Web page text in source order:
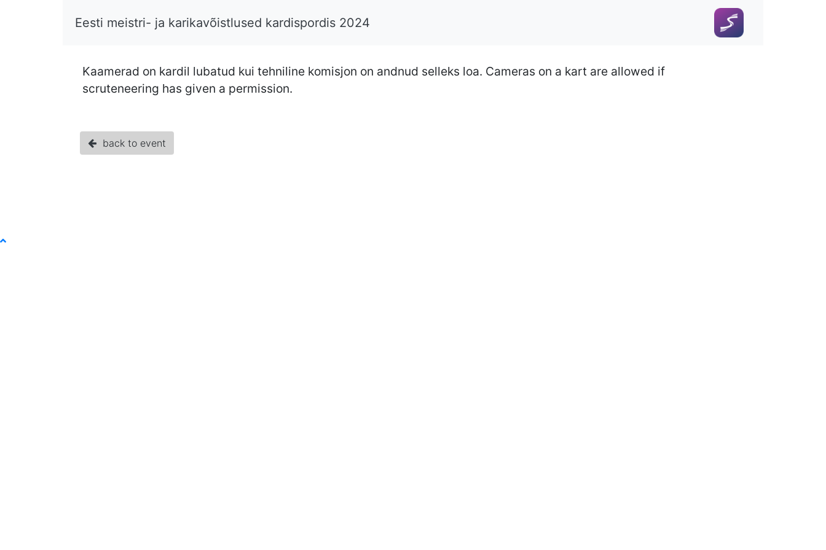
Eesti meistri- ja karikavõistlused kardispordis 2024
Kaamerad on kardil lubatud kui tehniline komisjon on andnud selleks loa. Cameras on a kart are allowed if
scruteneering has given a permission.
back to event